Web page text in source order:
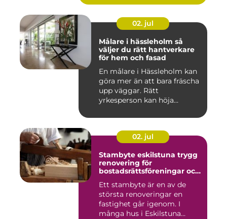
02. jul
Målare i hässleholm så
väljer du rätt hantverkare
för hem och fasad
En målare i Hässleholm kan
göra mer än att bara fräscha
upp väggar. Rätt
yrkesperson kan höja
02. jul
Stambyte eskilstuna trygg
renovering för
bostadsrättsföreningar och
Ett stambyte är en av de
största renoveringar en
fastighet går igenom. I
många hus i Eskilstuna